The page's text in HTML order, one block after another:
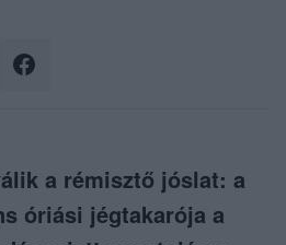
a rémisztő jóslat: a
óriási jégtakarója a